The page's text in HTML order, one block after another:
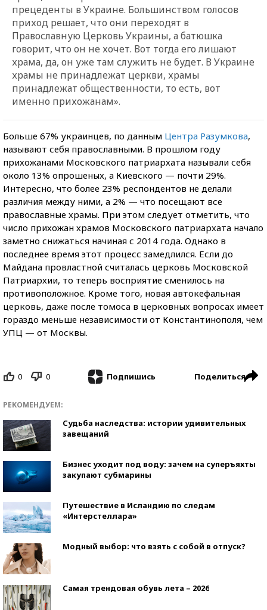
прецеденты в Украине. Большинством голосов
приход решает, что они переходят в
Православную Церковь Украины, а батюшка
говорит, что он не хочет. Вот тогда его лишают
храма, да, он уже там служить не будет. В Украине
храмы не принадлежат церкви, храмы
принадлежат общественности, то есть, вот
именно прихожанам».
Больше 67% украинцев, по данным Центра Разумкова,
называют себя православными. В прошлом году
прихожанами Московского патриархата называли себя
около 13% опрошеных, а Киевского — почти 29%.
Интересно, что более 23% респондентов не делали
различия между ними, а 2% — что посещают все
православные храмы. При этом следует отметить, что
число прихожан храмов Московского патриархата начало
заметно снижаться начиная с 2014 года. Однако в
последнее время этот процесс замедлился. Если до
Майдана провластной считалась церковь Московской
Патриархии, то теперь восприятие сменилось на
противоположное. Кроме того, новая автокефальная
церковь, даже после томоса в церковных вопросах имеет
гораздо меньше независимости от Константинополя, чем
УПЦ — от Москвы.
0 0 Подпишись Поделиться
РЕКОМЕНДУЕМ:
Судьба наследства: истории удивительных
завещаний
Бизнес уходит под воду: зачем на суперъяхты
закупают субмарины
Путешествие в Исландию по следам
«Интерстеллара»
Модный выбор: что взять с собой в отпуск?
Самая трендовая обувь лета – 2026